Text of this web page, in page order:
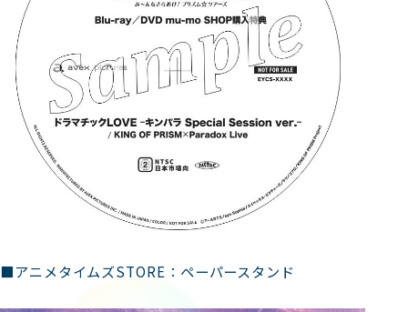
■アニメタイムズSTORE：ペーパースタンド